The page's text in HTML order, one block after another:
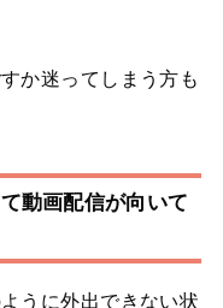
か迷ってしまう方も
動画配信が向いて
うに外出できない状